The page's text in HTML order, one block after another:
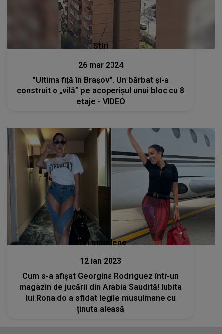
Stiri
26 mar 2024
"Ultima fiță în Brașov". Un bărbat și-a
construit o „vilă” pe acoperișul unui bloc cu 8
etaje - VIDEO
Stiri mondene
12 ian 2023
Cum s-a afișat Georgina Rodriguez într-un
magazin de jucării din Arabia Saudită! Iubita
lui Ronaldo a sfidat legile musulmane cu
ținuta aleasă